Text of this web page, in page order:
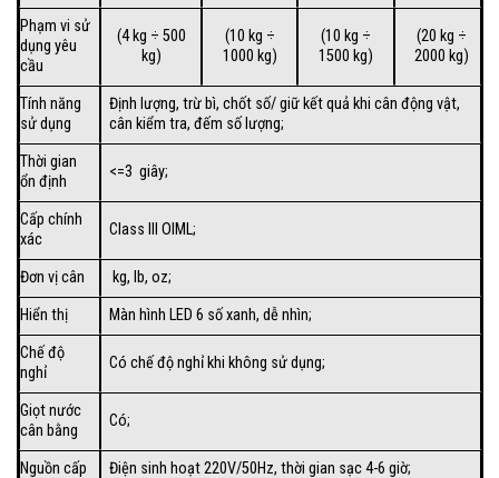
Phạm vi sử
dụng yêu
cầu
(4 kg ÷ 500
kg)
(10 kg ÷
1000 kg)
(10 kg ÷
1500 kg)
(20 kg ÷
2000 kg)
Tính năng
sử dụng
Định lượng, trừ bì, chốt số/ giữ kết quả khi cân động vật,
cân kiểm tra, đếm số lượng;
Thời gian
ổn định
<=3 giây;
Cấp chính
xác
Class III OIML;
Đơn vị cân
kg, lb, oz;
Hiển thị
Màn hình LED 6 số xanh, dễ nhìn;
Chế độ
nghỉ
Có chế độ nghỉ khi không sử dụng;
Giọt nước
cân bằng
Có;
Nguồn cấp Điện sinh hoạt 220V/50Hz, thời gian sạc 4-6 giờ;